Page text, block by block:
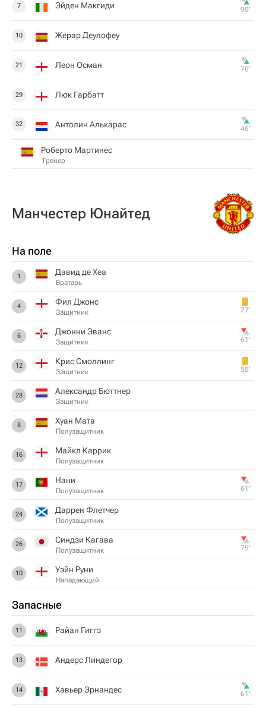
7 Эйден Макгиди 90‎’‎
10 Жерар Деулофеу
21 Леон Осман 70‎’‎
29 Люк Гарбатт
32 Антолин Алькарас 46‎’‎
Роберто Мартинес
Тренер
Манчестер Юнайтед
На поле
1 Давид де Хеа
Вратарь
4 Фил Джонс
Защитник 27‎’‎
6 Джонни Эванс
Защитник 61‎’‎
12 Крис Смоллинг
Защитник 50‎’‎
28 Александр Бюттнер
Защитник
8 Хуан Мата
Полузащитник
16 Майкл Каррик
Полузащитник
17 Нани
Полузащитник 61‎’‎
24 Даррен Флетчер
Полузащитник
26 Синдзи Кагава
Полузащитник 75‎’‎
10 Уэйн Руни
Нападающий
Запасные
11 Райан Гиггз
13 Андерс Линдегор
14 Хавьер Эрнандес 61‎’‎